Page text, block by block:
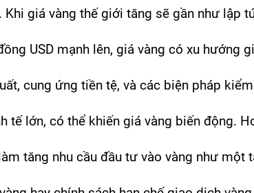
giá vàng thế giới tăng sẽ gần như
USD mạnh lên, giá vàng có xu
cung ứng tiền tệ, và các biện pháp
lớn, có thể khiến giá vàng biến
tăng nhu cầu đầu tư vào vàng như một